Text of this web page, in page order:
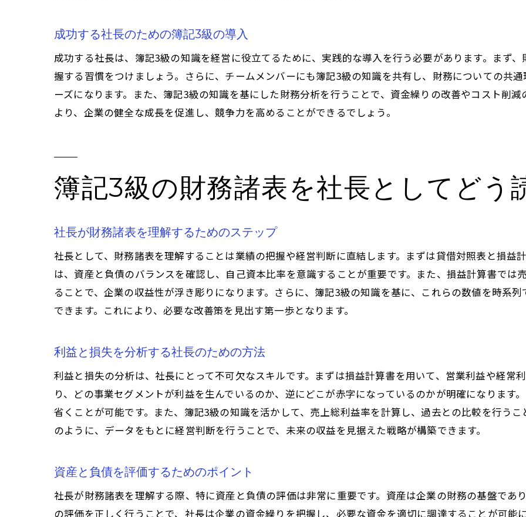
社長として簿記3級を活用した経営状況改善法
財務諸表を用いた経営問題の解決策
簿記3級で見直す社内プロセス
財務状況の見直しによる業績向上
簿記3級がもたらす経営判断の精度向上
財務諸表が示す数字の裏側を読む技術
経営の透明性を高めるための簿記3級
財務状況の把握がもたらす安心感
成功する社長のための簿記3級の導入
成功する社長は、簿記3級の知識を経営に役立てるために、実践的な導入を行う必要があります。まず
握する習慣をつけましょう。さらに、チームメンバーにも簿記3級の知識を共有し、財務についての共
ーズになります。また、簿記3級の知識を基にした財務分析を行うことで、資金繰りの改善やコスト削
より、企業の健全な成長を促進し、競争力を高めることができるでしょう。
簿記3級の財務諸表を社長としてどう
社長が財務諸表を理解するためのステップ
社長として、財務諸表を理解することは業績の把握や経営判断に直結します。まずは貸借対照表と損益
は、資産と負債のバランスを確認し、自己資本比率を意識することが重要です。また、損益計算書では
ることで、企業の収益性が浮き彫りになります。さらに、簿記3級の知識を基に、これらの数値を時系
できます。これにより、必要な改善策を見出す第一歩となります。
利益と損失を分析する社長のための方法
利益と損失の分析は、社長にとって不可欠なスキルです。まずは損益計算書を用いて、営業利益や経常
り、どの事業セグメントが利益を生んでいるのか、逆にどこが赤字になっているのかが明確になります
省くことが可能です。また、簿記3級の知識を活かして、売上総利益率を計算し、過去との比較を行う
のように、データをもとに経営判断を行うことで、未来の収益を見据えた戦略が構築できます。
資産と負債を評価するためのポイント
社長が財務諸表を理解する際、特に資産と負債の評価は非常に重要です。資産は企業の財務の基盤であ
の評価を正しく行うことで、社長は企業の資金繰りを把握し、必要な資金を適切に調達することが可能